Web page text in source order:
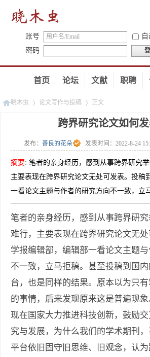
账号
密码
首页 论坛 文献 职聘
晓木虫
»
论文写作与投稿 正文
跨界研究论文如何发
发布： 善良的花朵 发表时间： 2022-8-24
摘要: 笔者的亲身经历，感到从事跨界研究举
主要表现在跨界研究论文无处可发表。投稿
一看论文主题与作者的研究方向不一致，立
笔者的亲身经历，感到从事跨界研
难行，主要表现在跨界研究论文无处
学报编辑部，编辑部一看论文主题
不一致，立马拒稿。甚至投稿到国
台，也是同样的结果。原本以为只
的事情，后来发现原来这是普遍现象
现在国家大力推进科技创新，鼓励
究与发展，为什么我们的学术期刊
平台依旧固守旧思维、旧观念，认